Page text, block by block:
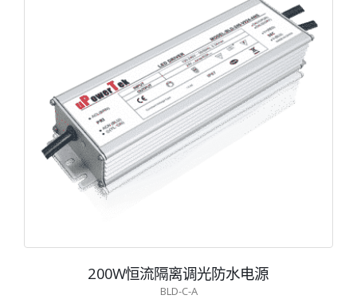
200W恒流隔离调光防水电源
BLD-C-A